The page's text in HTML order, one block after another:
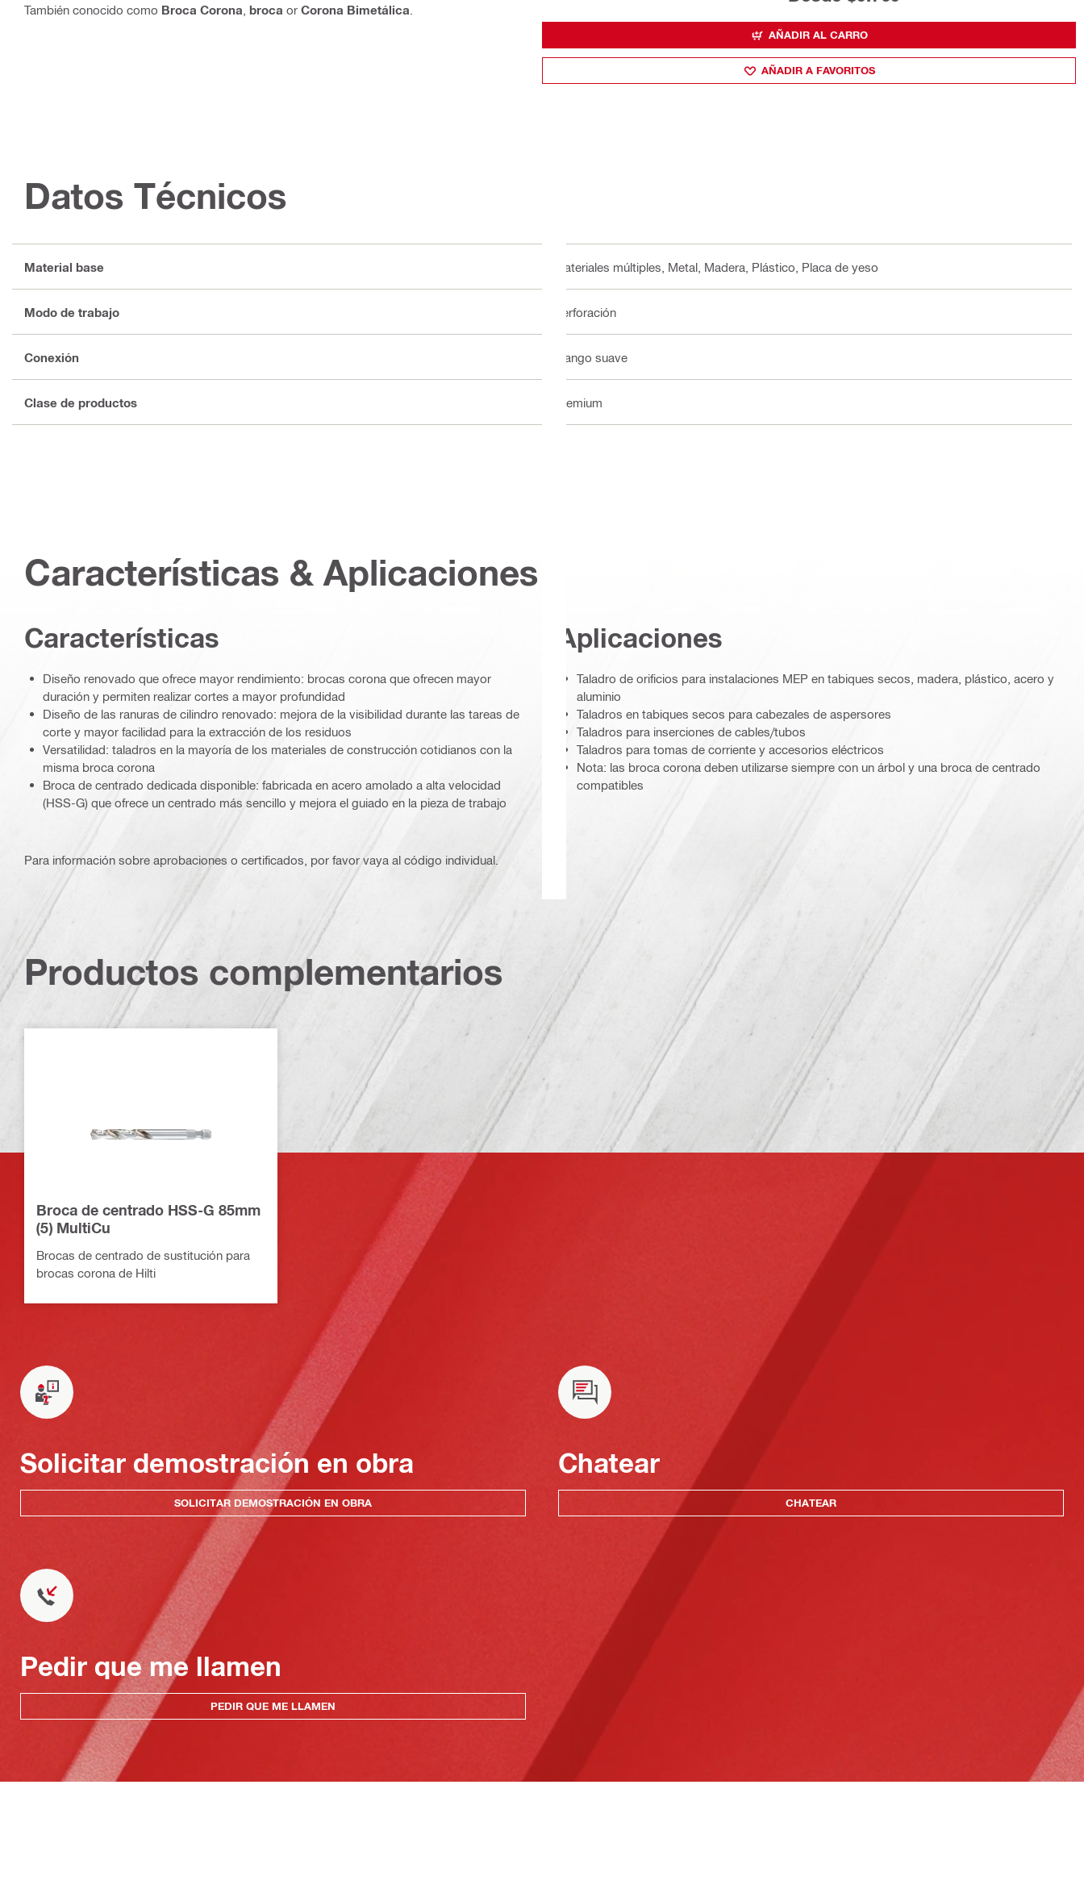
También conocido como Broca Corona broca or Corona Bimetálica
AÑADIR AL CARRO
AÑADIR A FAVORITOS
Datos Técnicos
Material base Materiales múltiples, Metal, Madera, Plástico, Placa de yeso
Modo de trabajo Perforación
Conexión Mango suave
Clase de productos Premium
Características & Aplicaciones
Características
Diseño renovado que ofrece mayor rendimiento: brocas corona que ofrecen mayor
duración y permiten realizar cortes a mayor profundidad
Diseño de las ranuras de cilindro renovado: mejora de la visibilidad durante las tareas de
corte y mayor facilidad para la extracción de los residuos
Versatilidad: taladros en la mayoría de los materiales de construcción cotidianos con la
misma broca corona
Broca de centrado dedicada disponible: fabricada en acero amolado a alta velocidad
(HSS-G) que ofrece un centrado más sencillo y mejora el guiado en la pieza de trabajo
Aplicaciones
Taladro de orificios para instalaciones MEP en tabiques secos, madera, plástico, acero y
aluminio
Taladros en tabiques secos para cabezales de aspersores
Taladros para inserciones de cables/tubos
Taladros para tomas de corriente y accesorios eléctricos
Nota: las broca corona deben utilizarse siempre con un árbol y una broca de centrado
compatibles
Para información sobre aprobaciones o certificados, por favor vaya al código individual.
Productos complementarios
Broca de centrado HSS-G 85mm
(5) MultiCu
Brocas de centrado de sustitución para
brocas corona de Hilti
Solicitar demostración en obra
SOLICITAR DEMOSTRACIÓN EN OBRA
Chatear
CHATEAR
Pedir que me llamen
PEDIR QUE ME LLAMEN